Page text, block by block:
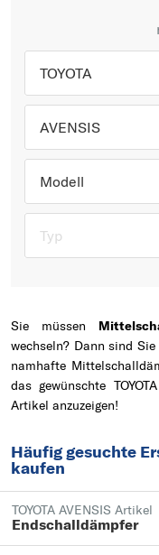
Typ wählen
TOYOTA
AVENSIS
Modell
Typ
Sie müssen
wechseln? Dann sind
namhafte
das gewünschte
Artikel anzuzeigen!
Häufig gesuchte
kaufen
TOYOTA AVENSIS Artikel
Endschalldämpfer